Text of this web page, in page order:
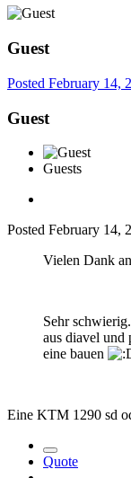
Guest
Posted February 14,
Guest
Guests
Posted February 14,
Vielen Dank
Sehr
aus diavel und
eine bauen
Eine KTM 1290 sd
Quote